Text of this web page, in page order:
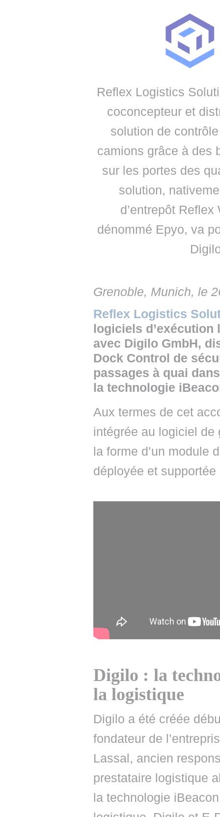
👉 PRENDRE LA PAROLE
👉 PLANNING EDITORIAL
•
•
👉
Reflex Logistics
coconcepteur et
solution de
camions grâce à des
sur les portes des
solution,
d’entrepôt
dénommé Epyo, va
Grenoble, Munich, le
Reflex Logistics
logiciels
avec Digilo GmbH,
Dock Control de
passages à quai
la technologie
Aux termes de cet
intégrée au logiciel de
la forme d’un module
déployée et
Digilo : la
la logistique
Digilo a été créée
fondateur de
Lassal, ancien
prestataire logistique
la technologie